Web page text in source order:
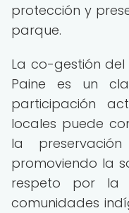
protección y
parque.
La co-gestión del
Paine es un
participación
locales puede
la
promoviendo la
respeto por la
comunidades